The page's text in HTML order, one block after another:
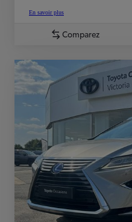
En savoir plus
Comparez